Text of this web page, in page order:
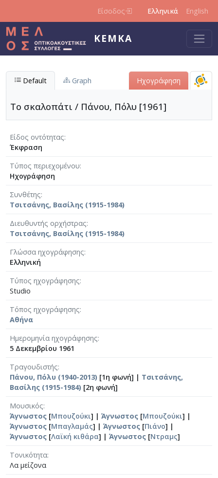
Είσοδος Ελληνικά English
ΚΕΜΚΑ
Default Graph Ηχογράφηση
Το σκαλοπάτι / Πάνου, Πόλυ [1961]
Είδος οντότητας
Έκφραση
Τύπος περιεχομένου
Ηχογράφηση
Συνθέτης
Τσιτσάνης, Βασίλης (1915-1984)
Διευθυντής ορχήστρας
Τσιτσάνης, Βασίλης (1915-1984)
Γλώσσα ηχογράφησης
Ελληνική
Τύπος ηχογράφησης
Studio
Τόπος ηχογράφησης
Αθήνα
Ημερομηνία ηχογράφησης
5 Δεκεμβρίου 1961
Τραγουδιστής
Πάνου, Πόλυ (1940-2013) [1η φωνή] | Τσιτσάνης,
Βασίλης (1915-1984) [2η φωνή]
Μουσικός
Άγνωστος [Μπουζούκι] | Άγνωστος [Μπουζούκι] |
Άγνωστος [Μπαγλαμάς] | Άγνωστος [Πιάνο] |
Άγνωστος [Λαϊκή κιθάρα] | Άγνωστος [Ντραμς]
Τονικότητα
Λα μείζονα